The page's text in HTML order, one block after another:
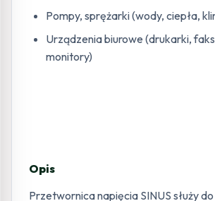
Pompy, sprężarki (wody, ciepła,
Urządzenia biurowe (drukarki,
monitory)
Opis
Przetwornica napięcia SINUS służy